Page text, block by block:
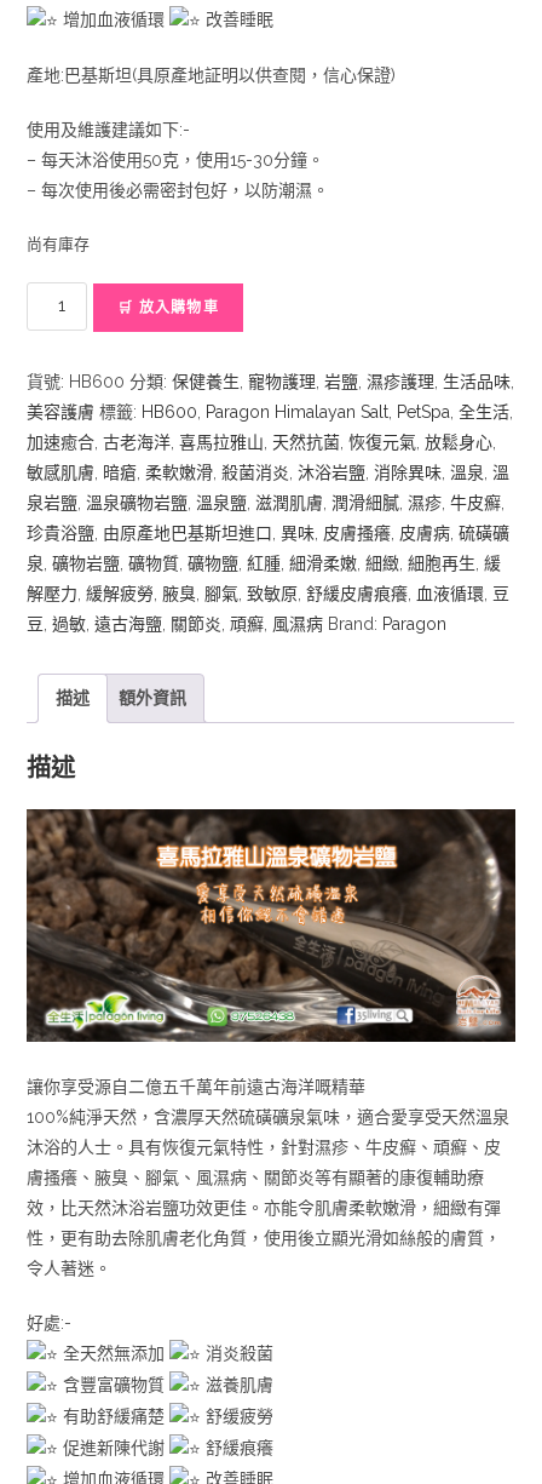
增加血液循環
改善睡眠
產地:巴基斯坦(具原產地証明以供查閱，信心保證)
使用及維護建議如下:-
– 每天沐浴使用50克，使用15-30分鐘。
– 每次使用後必需密封包好，以防潮濕。
尚有庫存
馬
雅
山
溫
泉
礦
物
岩
鹽
數
🛒 放入購物車
貨號: HB600 分類:保健養生 ,寵物護理 ,岩鹽 ,濕疹護理 生活品味
美容護膚 標籤: HB600 Paragon Himalayan Salt PetSpa ,全生活
加速癒合 ,古老海洋 ,喜馬拉雅山 天然抗菌 ,恢復元氣 ,放鬆身心
敏感肌膚
暗瘡 ,柔軟嫩滑 ,殺菌消炎 ,沐浴岩鹽 ,消除異味 ,溫泉 ,溫
泉岩鹽 ,溫泉礦物岩鹽 ,溫泉鹽 ,滋潤肌膚 ,潤滑細膩 ,濕疹 ,牛皮癬
珍貴浴鹽 由原產地巴基斯坦進口 ,異味 皮膚搔癢 皮膚病 ,硫磺礦
泉 ,礦物岩鹽 ,礦物質 ,礦物鹽 ,紅腫 ,細滑柔嫩 ,細緻 ,細胞再生 ,緩
解壓力 ,緩解疲勞 腋臭 腳氣 ,致敏原 ,舒緩皮膚痕癢 血液循環 豆
豆 ,過敏 ,遠古海鹽 關節炎 ,頑癬 風濕病 Brand: Paragon
描述 額外資訊
描述
讓你享受源自二億五千萬年前遠古海洋嘅精華
100%純淨天然，含濃厚天然硫磺礦泉氣味，適合愛享受天然溫泉
沐浴的人士。具有恢復元氣特性，針對濕疹、牛皮癬、頑癬、皮
膚搔癢、腋臭、腳氣、風濕病、關節炎等有顯著的康復輔助療
效，比天然沐浴岩鹽功效更佳。亦能令肌膚柔軟嫩滑，細緻有彈
性，更有助去除肌膚老化角質，使用後立顯光滑如絲般的膚質，
令人著迷。
好處:-
全天然無添加
消炎殺菌
含豐富礦物質
滋養肌膚
有助舒緩痛楚
舒缓疲勞
促進新陳代謝
舒緩痕癢
增加血液循環
改善睡眠